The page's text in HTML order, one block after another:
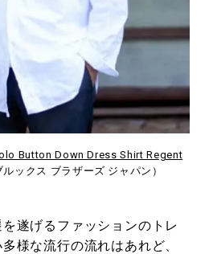
Button Down Dress Shirt Regent
ルックス ブラザーズ ジャパン）
遂げるファッションのトレ
様な流行の流れはあれど、